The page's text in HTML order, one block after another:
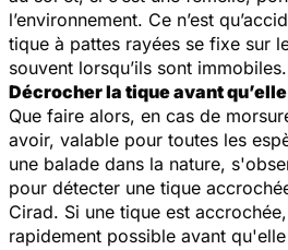
l’environnement. Ce n’est
tique à pattes rayées se fixe sur
souvent lorsqu’ils sont immobiles.
Décrocher la tique avant
Que faire alors, en cas de
avoir, valable pour toutes les
une balade dans la nature,
pour détecter une tique
Cirad. Si une tique est
rapidement possible avant